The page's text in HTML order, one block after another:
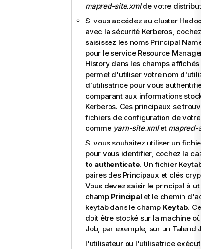
mapred-site.xmlde votre distribution.
Si vous accédez au cluster Hadoop
avec la sécurité Kerberos, cochez
saisissez les noms Principal Name de
pour le service Resource Manager et
History dans les champs affichés.
permet d'utiliser votre nom
d'utilisatrice pour vous authentifier,
comparant aux informations stockées
Kerberos. Ces principaux se trouvent
fichiers de configuration de votre
comme yarn-site.xmlet mapred-
Si vous souhaitez utiliser un fichier
pour vous identifier, cochez la case
to authenticate. Un fichier Keytab
paires des Principaux et clés cryptées
Vous devez saisir le principal à utiliser
champ Principalet le chemin d'accès
keytab dans le champ Keytab. Ce
doit être stocké sur la machine où
Job, par exemple, sur un Talend
l'utilisateur ou l'utilisatrice exécutant